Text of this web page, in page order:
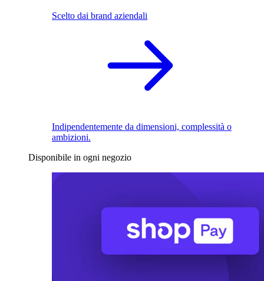
Scelto dai brand aziendali
Indipendentemente da dimensioni, complessità o
ambizioni.
Disponibile in ogni negozio